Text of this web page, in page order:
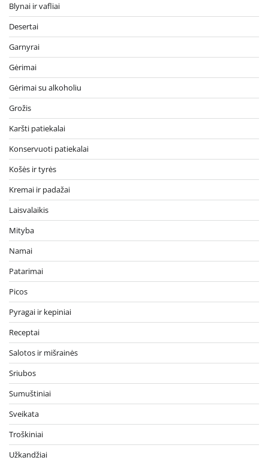
Blynai ir vafliai
Desertai
Garnyrai
Gėrimai
Gėrimai su alkoholiu
Grožis
Karšti patiekalai
Konservuoti patiekalai
Košės ir tyrės
Kremai ir padažai
Laisvalaikis
Mityba
Namai
Patarimai
Picos
Pyragai ir kepiniai
Receptai
Salotos ir mišrainės
Sriubos
Sumuštiniai
Sveikata
Troškiniai
Užkandžiai